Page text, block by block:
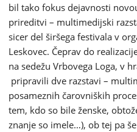
bil tako fokus dejavnosti
prireditvi – multimedijski
sicer del širšega festivala v
Leskovec. Čeprav do
na sedežu Vrbovega Loga, v
pripravili dve razstavi –
posameznih čarovniških
tem, kdo so bile ženske,
znanje so imele…), ob tej pa